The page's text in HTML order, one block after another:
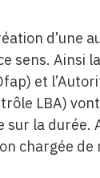
d’une
sens. Ainsi
et
LBA)
la durée.
chargée